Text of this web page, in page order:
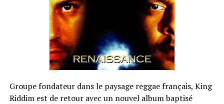
Groupe fondateur dans le paysage reggae français, King
Riddim est de retour avec un nouvel album baptisé